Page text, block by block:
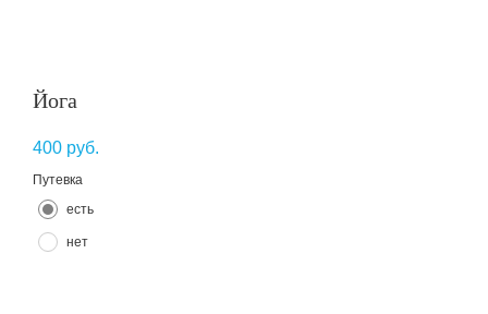
Йога
400 руб.
Путевка
есть
нет